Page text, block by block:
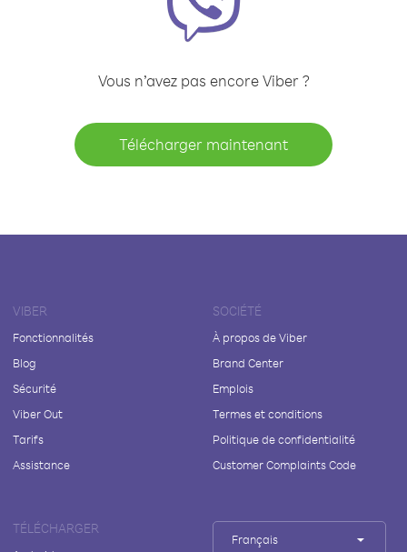
Vous n’avez pas encore Viber ?
Télécharger maintenant
VIBER
Fonctionnalités
Blog
Sécurité
Viber Out
Tarifs
Assistance
SOCIÉTÉ
À propos de Viber
Brand Center
Emplois
Termes et conditions
Politique de confidentialité
Customer Complaints Code
TÉLÉCHARGER
Français